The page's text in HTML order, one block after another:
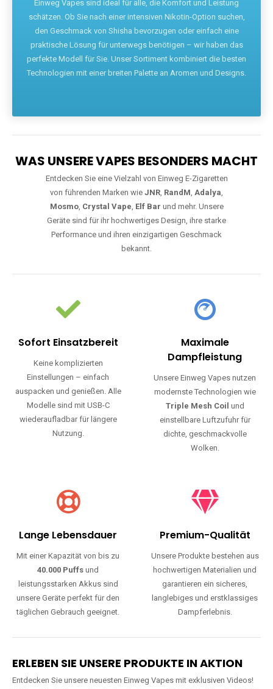
Einweg Vapes sind ideal für alle, die Komfort und Leistung
schätzen. Ob Sie nach einer intensiven Nikotin-Option suchen,
den Geschmack von Shisha bevorzugen oder einfach eine
praktische Lösung für unterwegs benötigen – wir haben das
perfekte Modell für Sie. Unser Sortiment kombiniert die besten
Technologien mit einer breiten Palette an Aromen und Designs.
WAS UNSERE VAPES BESONDERS MACHT
Entdecken Sie eine Vielzahl von Einweg E-Zigaretten
von führenden Marken wie JNR, RandM, Adalya,
Mosmo, Crystal Vape, Elf Bar und mehr. Unsere
Geräte sind für ihr hochwertiges Design, ihre starke
Performance und ihren einzigartigen Geschmack
bekannt.
Sofort Einsatzbereit
Keine komplizierten
Einstellungen – einfach
auspacken und genießen. Alle
Modelle sind mit USB-C
wiederaufladbar für längere
Nutzung.
Maximale
Dampfleistung
Unsere Einweg Vapes nutzen
modernste Technologien wie
Triple Mesh Coil und
einstellbare Luftzufuhr für
dichte, geschmackvolle
Wolken.
Lange Lebensdauer
Mit einer Kapazität von bis zu
40.000 Puffs und
leistungsstarken Akkus sind
unsere Geräte perfekt für den
täglichen Gebrauch geeignet.
Premium-Qualität
Unsere Produkte bestehen aus
hochwertigen Materialien und
garantieren ein sicheres,
langlebiges und erstklassiges
Dampferlebnis.
ERLEBEN SIE UNSERE PRODUKTE IN AKTION
Entdecken Sie unsere neuesten Einweg Vapes mit exklusiven Videos!